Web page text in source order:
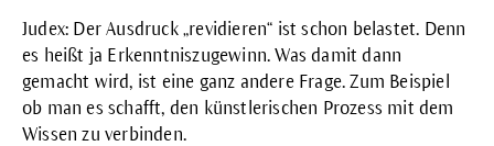
Judex: Der Ausdruck „revidieren“ ist schon belastet. Denn
es heißt ja Erkenntniszugewinn. Was damit dann
gemacht wird, ist eine ganz andere Frage. Zum Beispiel
ob man es schafft, den künstlerischen Prozess mit dem
Wissen zu verbinden.